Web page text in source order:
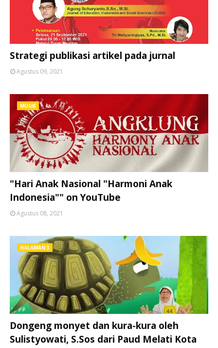
Strategi publikasi artikel pada jurnal
Agustus 09, 2021
MUSIK
"Hari Anak Nasional "Harmoni Anak
Indonesia"" on YouTube
Agustus 08, 2021
HALAMAN 3
Dongeng monyet dan kura-kura oleh
Sulistyowati, S.Sos dari Paud Melati Kota